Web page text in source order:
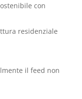
con
residenziale
il feed non